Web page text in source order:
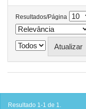
Resultados/Página
Resultado 1-1 de 1.